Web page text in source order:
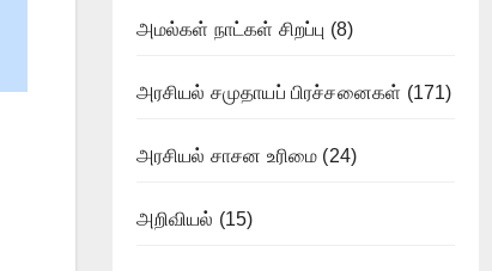
அமல்கள் நாட்கள் சிறப்பு (8)
அரசியல் சமுதாயப் பிரச்சனைகள் (171)
அரசியல் சாசன உரிமை (24)
அறிவியல் (15)